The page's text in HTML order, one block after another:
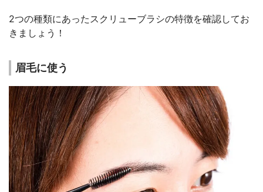
2つの種類にあったスクリューブラシの特徴を確認してお
きましょう！
眉毛に使う